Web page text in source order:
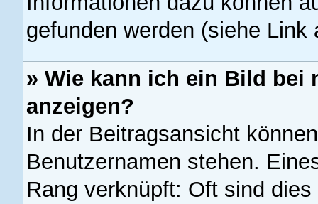
gefunden werden (siehe
» Wie kann ich ein Bild bei
anzeigen?
In der Beitragsansicht
Benutzernamen stehen.
Rang verknüpft: Oft sind